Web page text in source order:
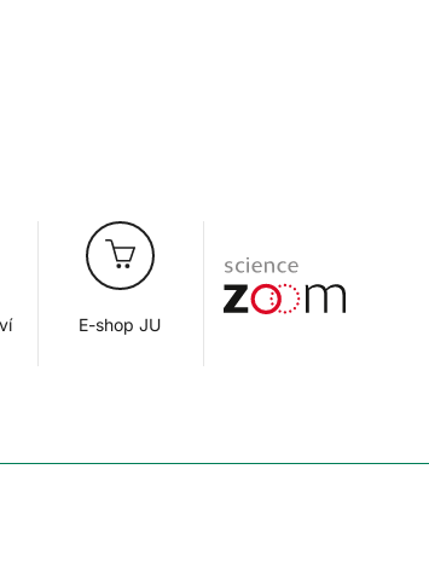
E-shop JU